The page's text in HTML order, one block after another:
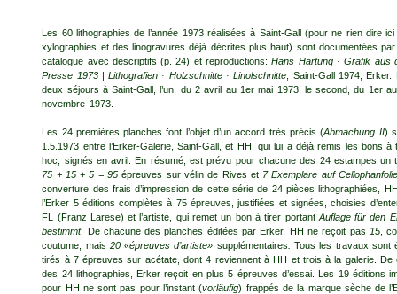
Les 60 lithographies de l’année 1973 réalisées à Saint-Gall (pour ne rien dire
xylographies et des linogravures déjà décrites plus haut) sont documentées
catalogue avec descriptifs (p. 24) et repro­ductions:Hans Hartung · Grafik aus
Presse 1973 |Lithografien · Holzschnitte · Linolschnitte , Saint-Gall 1974, Erker.
deux séjours à Saint-Gall, l’un, du 2 avril au 1er mai 1973, le second, du 1er
novembre 1973.
Les 24 premières planches font l’objet d’un accord très précis (Abmachung II)
1.5.1973 entre l’Erker-Galerie, Saint-Gall, et HH, qui lui a déjà remis les bons à
hoc, signés en avril. En résumé, est prévu pour chacune des 24 estampes un
75 + 15 + 5 = 95 épreuves sur vélin de Rives et 7 Ex­emplare auf
converture des frais d’impression de cette série de 24 pièces lithographiées,
l’Erker 5 éditions complètes à 75 épreuves, justifiées et signées, choisies
FL (Franz Larese) et l’artiste, qui remet un bon à tirer portant Auflage für den
bestimmt. De chacune des planches éditées par Erker, HH ne reçoit pas 15,
coutume, mais 20 «épreuves d’artiste» supplémentaires
Tous les travaux sont
tirés à 7 épreuves sur acétate, dont 4 reviennent à HH et trois à la galerie. De
des 24 litho­graphies, Erker reçoit en plus 5 épreuves d’essai. Les 19 éditions
pour HH ne sont pas pour l’instant (vorläufig) frappés de la marque sèche de